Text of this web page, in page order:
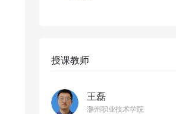
授课教师
王磊
滁州职业技术学院